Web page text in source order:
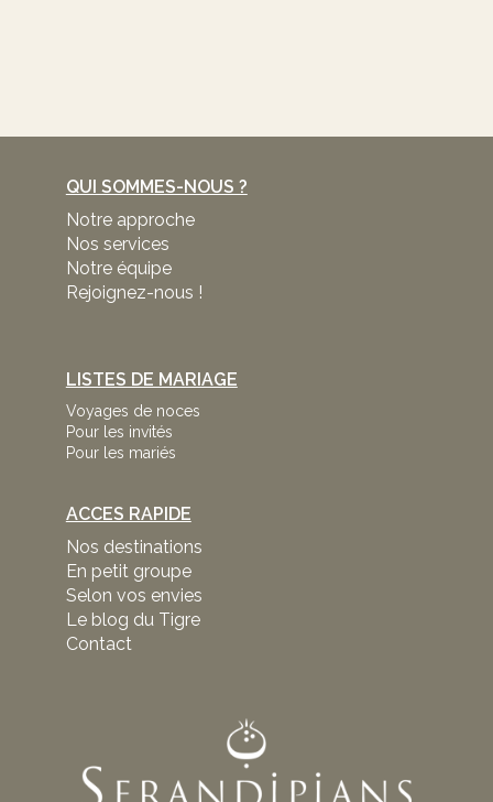
QUI SOMMES-NOUS ?
Notre approche
Nos services
Notre équipe
Rejoignez-nous !
LISTES DE MARIAGE
Voyages de noces
Pour les invités
Pour les mariés
ACCES RAPIDE
Nos destinations
En petit groupe
Selon vos envies
Le blog du Tigre
Contact